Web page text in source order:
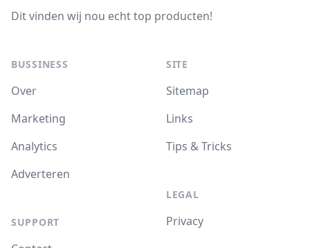
Dit vinden wij nou echt top producten!
BUSSINESS
Over
Marketing
Analytics
Adverteren
SUPPORT
SITE
Sitemap
Links
Tips & Tricks
LEGAL
Privacy